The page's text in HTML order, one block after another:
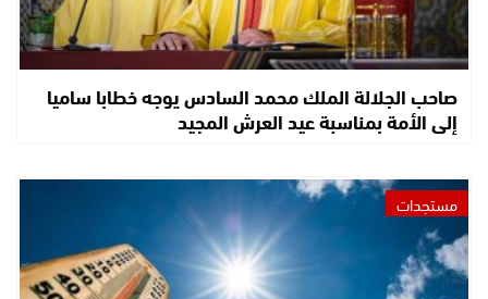
صاحب الجلالة الملك محمد السادس يوجه خطابا ساميا
إلى الأمة بمناسبة عيد العرش المجيد
مستجدات